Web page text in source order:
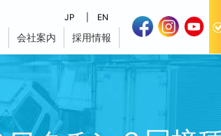
JP EN
会社案内 採用情報